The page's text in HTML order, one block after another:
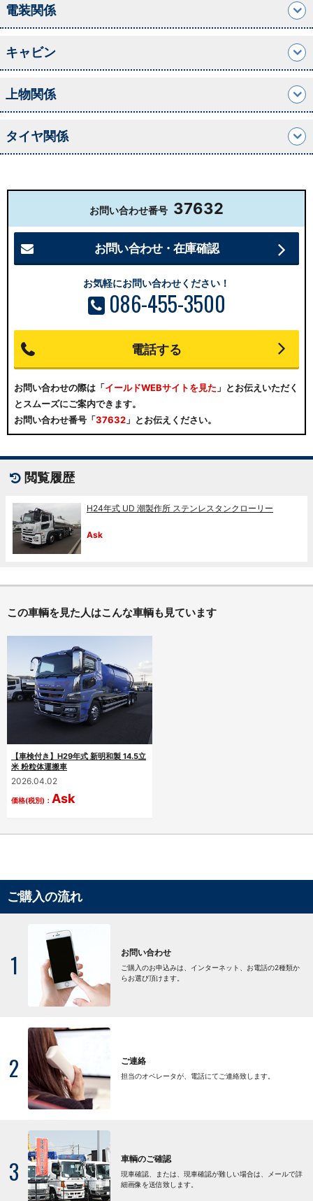
お問い合わせ番号 37632
お問い合わせ・在庫確認
お気軽にお問い合わせください！
086-455-3500
電話する
お問い合わせの際は 「イールドWEBサイトを見た 」とお伝えいただく
とスムーズにご案内できます。
お問い合わせ番号「37632 」とお伝えください。
閲覧履歴
H24年式 UD 潮製作所 ステンレスタンクローリー
Ask
電装関係
キャビン
上物関係
タイヤ関係
この車輌を見た人はこんな車輌も見ています
2026.04.02
【車検付き】H29年式 新明和製 14.5立
米 粉粒体運搬車
価格(税別)： Ask
ご購入の流れ
1 お問い合わせ
ご購入のお申込みは、インターネット、お電話の2種類か
らお選び頂けます。
2 ご連絡
担当のオペレータが、電話にてご連絡致します。
3 車輌のご確認
現車確認、または、現車確認が難しい場合は、メールで詳
細画像を送信致します。